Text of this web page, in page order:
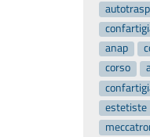
anap
corso
estetiste